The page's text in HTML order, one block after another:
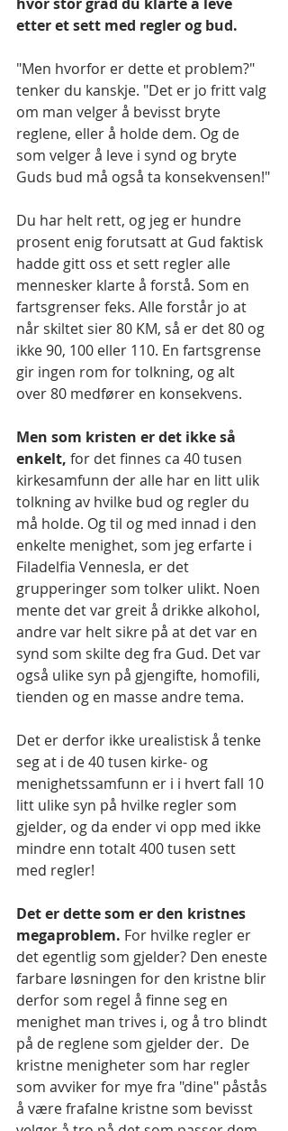
etter et sett med regler og bud.
"Men hvorfor er dette et problem?"
tenker du kanskje. "Det er jo fritt valg
om man velger å bevisst bryte
reglene, eller å holde dem. Og de
som velger å leve i synd og bryte
Guds bud må også ta konsekvensen!"
Du har helt rett, og jeg er hundre
prosent enig forutsatt at Gud faktisk
hadde gitt oss et sett regler alle
mennesker klarte å forstå. Som en
fartsgrenser feks. Alle forstår jo at
når skiltet sier 80 KM, så er det 80 og
ikke 90, 100 eller 110. En fartsgrense
gir ingen rom for tolkning, og alt
over 80 medfører en konsekvens.
Men som kristen er det ikke så
enkelt, for det finnes ca 40 tusen
kirkesamfunn der alle har en litt ulik
tolkning av hvilke bud og regler du
må holde. Og til og med innad i den
enkelte menighet, som jeg erfarte i
Filadelfia Vennesla, er det
grupperinger som tolker ulikt. Noen
mente det var greit å drikke alkohol,
andre var helt sikre på at det var en
synd som skilte deg fra Gud. Det var
også ulike syn på gjengifte, homofili,
tienden og en masse andre tema.
Det er derfor ikke urealistisk å tenke
seg at i de 40 tusen kirke- og
menighetssamfunn er i i hvert fall 10
litt ulike syn på hvilke regler som
gjelder, og da ender vi opp med ikke
mindre enn totalt 400 tusen sett
med regler!
Det er dette som er den kristnes
megaproblem. For hvilke regler er
det egentlig som gjelder? Den eneste
farbare løsningen for den kristne blir
derfor som regel å finne seg en
menighet man trives i, og å tro blindt
på de reglene som gjelder der.  De
kristne menigheter som har regler
som avviker for mye fra "dine" påstås
å være frafalne kristne som bevisst